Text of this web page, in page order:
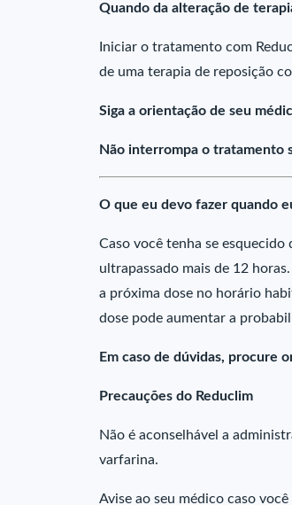
Quando da alteração de
Iniciar o tratamento com
de uma terapia de reposição
Siga a orientação de seu
Não interrompa o tratamento
O que eu devo fazer quando
Caso você tenha se esquecido
ultrapassado mais de 12
a próxima dose no horário
dose pode aumentar a
Em caso de dúvidas, procure
Precauções do Reduclim
Não é aconselhável a
varfarina.
Avise ao seu médico caso